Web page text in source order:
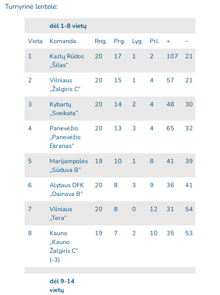
Turnyrinė lentelė:
dėl 1-8 vietų
Vieta
Komanda Rng. Prg. Lyg. Prl. + –
1
Kazlų Rūdos
„Šilas”
20 17 1 2 107 21
2
Vilniaus
„Žalgiris C”
20 15 1 4 57 21
3
Kybartų
„Sveikata”
20 14 2 4 48 30
4
Panevėžio
„Panevėžio
Ekranas”
20 13 3 4 65 32
5
Marijampolės
„Sūduva B”
19 10 1 8 41 39
6
Alytaus DFK
„Dainava B”
20 8 3 9 36 41
7
Vilniaus
„Tera”
20 8 0 12 31 54
8
Kauno
„Kauno
Žalgiris C”
(-3)
19 7 2 10 35 53
dėl 9-14
vietų